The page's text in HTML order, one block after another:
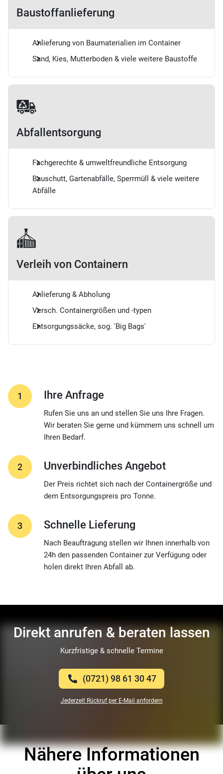
Baustoffanlieferung
Anlieferung von Baumaterialien im Container
Sand, Kies, Mutterboden & viele weitere Baustoffe
Abfallentsorgung
Fachgerechte & umweltfreundliche Entsorgung
Bauschutt, Gartenabfälle, Sperrmüll & viele weitere
Abfälle
Verleih von Containern
Anlieferung & Abholung
Versch. Containergrößen und -typen
Entsorgungssäcke, sog. 'Big Bags'
1 Ihre Anfrage
Rufen Sie uns an und stellen Sie uns Ihre Fragen.
Wir beraten Sie gerne und kümmern uns schnell um
Ihren Bedarf.
2 Unverbindliches Angebot
Der Preis richtet sich nach der Containergröße und
dem Entsorgungspreis pro Tonne.
3 Schnelle Lieferung
Nach Beauftragung stellen wir Ihnen innerhalb von
24h den passenden Container zur Verfügung oder
holen direkt Ihren Abfall ab.
Direkt anrufen & beraten lassen
Kurzfristige & schnelle Termine
(0721) 98 61 30 47
Jederzeit Rückruf per E-Mail anfordern
Nähere Informationen